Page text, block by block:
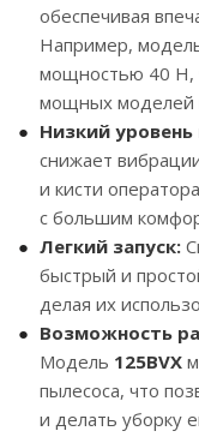
обеспечивая
Например,
мощностью 40 Н,
мощных моделей
Низкий
снижает
и кисти
с большим
Легкий запуск:
быстрый и
делая их
Возможность
Модель 125BVX
пылесоса, что
и делать уборку